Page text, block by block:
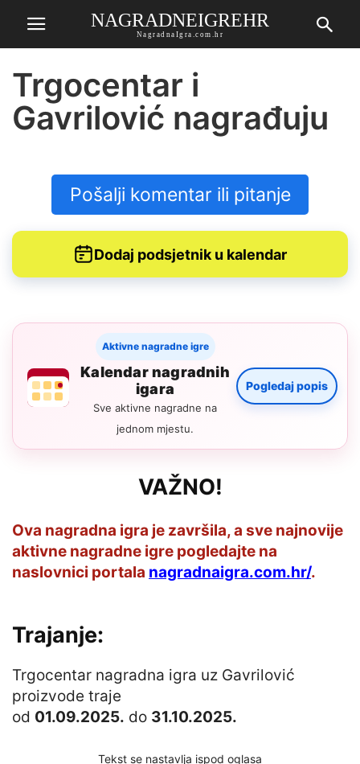
NAGRADNEIGREHR
NagradnaIgra.com.hr
Trgocentar i
Gavrilović nagrađuju
Pošalji komentar ili pitanje
Dodaj podsjetnik u kalendar
Aktivne nagradne igre
Kalendar nagradnih
igara
Sve aktivne nagradne na
jednom mjestu.
Pogledaj popis
VAŽNO!
Ova nagradna igra je završila, a sve najnovije
aktivne nagradne igre pogledajte na
naslovnici portala nagradnaigra.com.hr/.
Trajanje:
Trgocentar nagradna igra uz Gavrilović
proizvode traje
od 01.09.2025. do 31.10.2025.
Tekst se nastavlja ispod oglasa